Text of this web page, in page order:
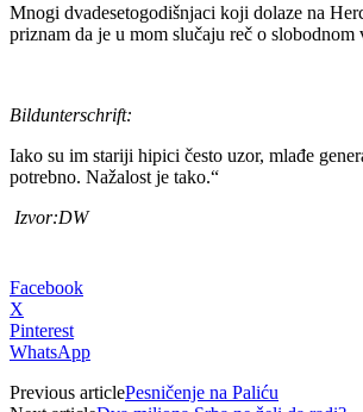
Mnogi dvadesetogodišnjaci koji dolaze na
priznam da je u mom slučaju reč o
Bildunterschrift:
Iako su im stariji hipici često uzor, mlađe
potrebno. Nažalost je tako.“
Izvor:DW
Facebook
X
Pinterest
WhatsApp
Previous articlePesničenje na Paliću